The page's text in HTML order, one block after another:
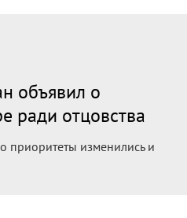
объявил о
ради отцовства
приоритеты изменились и